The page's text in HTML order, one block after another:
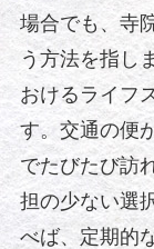
場合でも、寺
う方法を指し
おけるライフ
す。交通の便
でたびたび訪
担の少ない選
べば、定期的